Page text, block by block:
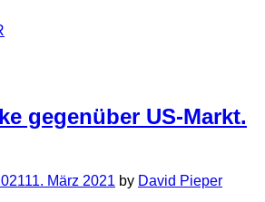
gegenüber US-Markt.
11. März 2021 by David Pieper